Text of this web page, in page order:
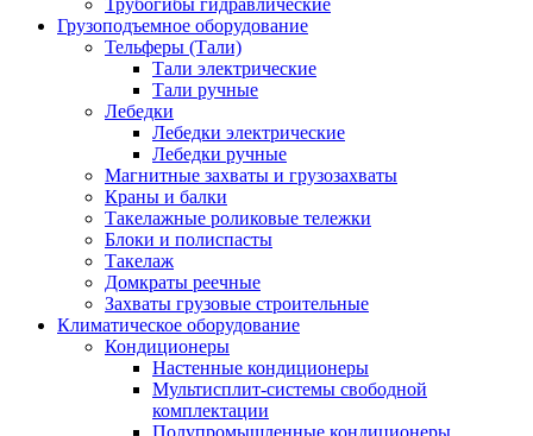
Трубогибы гидравлические
Грузоподъемное оборудование
Тельферы (Тали)
Тали электрические
Тали ручные
Лебедки
Лебедки электрические
Лебедки ручные
Магнитные захваты и грузозахваты
Краны и балки
Такелажные роликовые тележки
Блоки и полиспасты
Такелаж
Домкраты реечные
Захваты грузовые строительные
Климатическое оборудование
Кондиционеры
Настенные кондиционеры
Мультисплит-системы свободной
комплектации
Полупромышленные кондиционеры